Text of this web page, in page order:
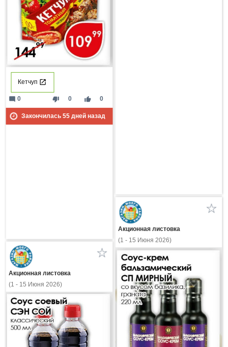
Кетчуп
thumb_down 0 thumb_up 0
mode_comment 0
Закончилась 55дней назад
Акционная листовка
(1 - 15 Июня 2026)
Акционная листовка
(1 - 15 Июня 2026)